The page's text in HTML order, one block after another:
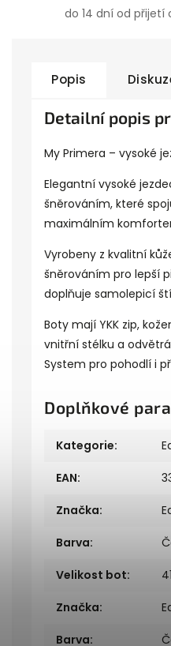
do 14 dní od přijetí
Popis
Detailní popis
My Primera – vysoké
Elegantní vysoké
šněrováním, které
maximálním
Vyrobeny z kvalitní
šněrováním pro lepší
doplňuje samolepicí
Boty mají YKK zip,
vnitřní stélku a
System pro pohodlí i
Doplňkové
Kategorie:
EAN:
Značka:
Barva:
Velikost bot: 41
Značka:
Barva: